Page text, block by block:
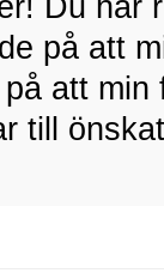
Du har
på att
att
till